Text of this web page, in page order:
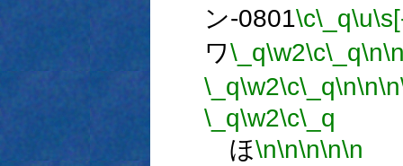
ン-0801\c\_q\u
ワ\_q\w2\c\_q\n
\_q\w2\c\_q\n\n\n
\_q\w2\c\_q
ほ\n\n\n\n\n